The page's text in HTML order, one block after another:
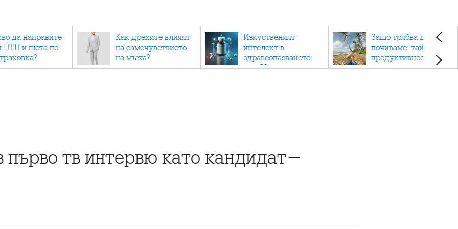
да направите
ПТП и щета по
Как дрехите влияят
на самочувствието
на мъжа?
Изкуственият
интелект в
здравеопазването:
как AI променя
Защо трябва да си
почиваме: тайната на
продуктивността,
здравето и добрия
първо тв интервю като кандидат-